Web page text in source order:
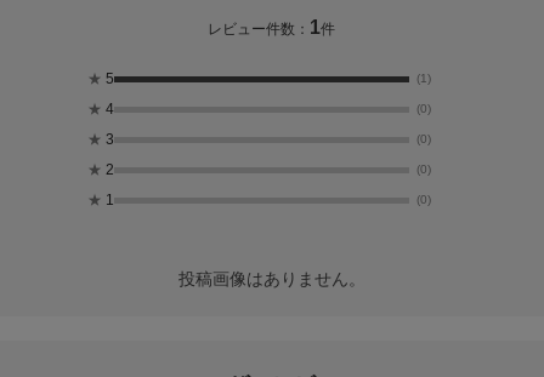
レビュー件数： 1件
★ 5 (1)
★ 4 (0)
★ 3 (0)
★ 2 (0)
★ 1 (0)
投稿画像はありません。